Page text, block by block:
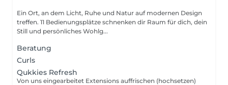
Ein Ort, an dem Licht, Ruhe und Natur auf modernen Design
treffen. 11 Bedienungsplätze schnenken dir Raum für dich, dein
Still und persönliches Wohlg...
Beratung
Curls
Qukkies Refresh
Von uns eingearbeitet Extensions auffrischen (hochsetzen)